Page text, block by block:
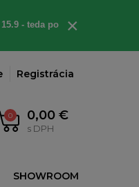
- teda po
×
Registrácia
0 0,00 €
s DPH
SHOWROOM